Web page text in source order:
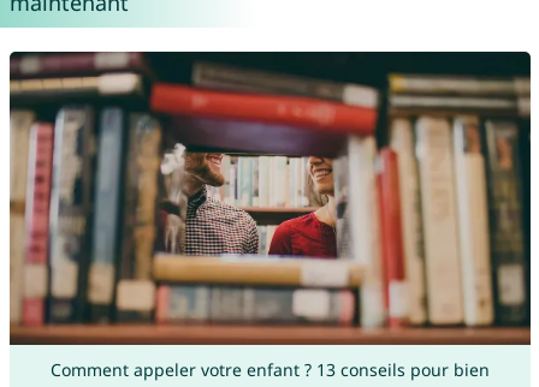
Comment appeler votre enfant ? 13 conseils pour bien